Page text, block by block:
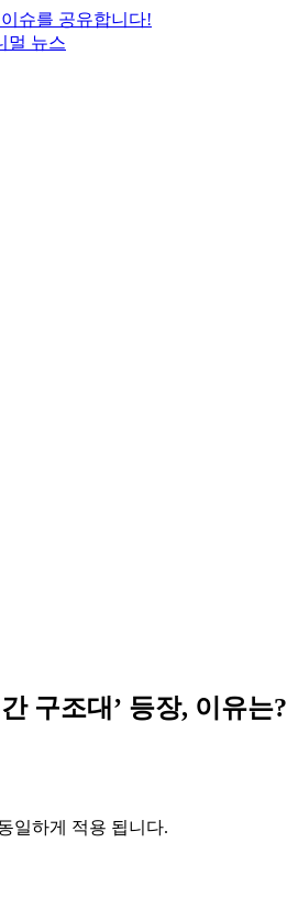
슈를 공유합니다!
멀 뉴스
구조대’ 등장, 이유는?
일하게 적용 됩니다.